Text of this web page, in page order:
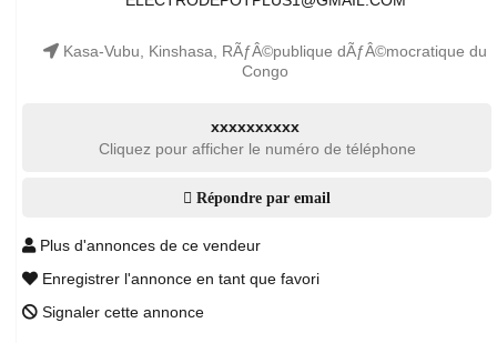
Kasa-Vubu, Kinshasa, RÃƒÂ©publique dÃƒÂ©mocratique du
Congo
xxxxxxxxxx
Cliquez pour afficher le numéro de téléphone
Répondre par email
Plus d'annonces de ce vendeur
Enregistrer l'annonce en tant que favori
Signaler cette annonce